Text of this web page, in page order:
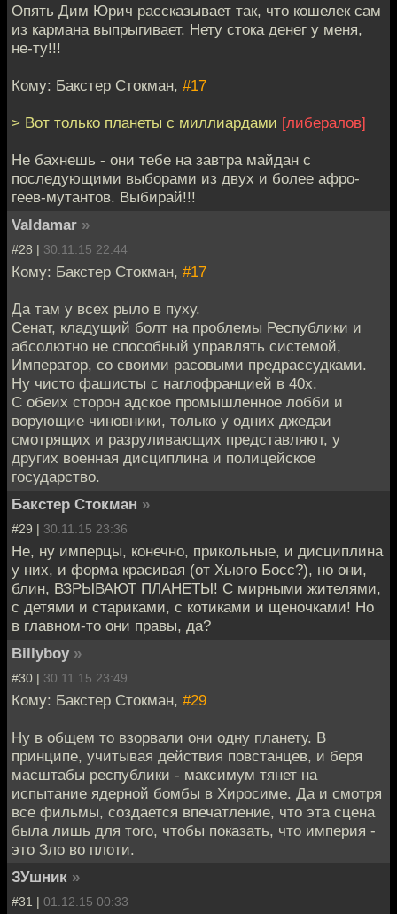
Опять Дим Юрич рассказывает так, что кошелек сам
из кармана выпрыгивает. Нету стока денег у меня,
не-ту!!!
Кому: Бакстер Стокман, #17
> Вот только планеты с миллиардами [либералов]
Не бахнешь - они тебе на завтра майдан с
последующими выборами из двух и более афро-
геев-мутантов. Выбирай!!!
Valdamar »
#28 | 30.11.15 22:44
Кому: Бакстер Стокман, #17
Да там у всех рыло в пуху.
Сенат, кладущий болт на проблемы Республики и
абсолютно не способный управлять системой,
Император, со своими расовыми предрассудками.
Ну чисто фашисты с наглофранцией в 40х.
С обеих сторон адское промышленное лобби и
ворующие чиновники, только у одних джедаи
смотрящих и разруливающих представляют, у
других военная дисциплина и полицейское
государство.
Бакстер Стокман »
#29 | 30.11.15 23:36
Не, ну имперцы, конечно, прикольные, и дисциплина
у них, и форма красивая (от Хьюго Босс?), но они,
блин, ВЗРЫВАЮТ ПЛАНЕТЫ! С мирными жителями,
с детями и стариками, с котиками и щеночками! Но
в главном-то они правы, да?
Billyboy »
#30 | 30.11.15 23:49
Кому: Бакстер Стокман, #29
Ну в общем то взорвали они одну планету. В
принципе, учитывая действия повстанцев, и беря
масштабы республики - максимум тянет на
испытание ядерной бомбы в Хиросиме. Да и смотря
все фильмы, создается впечатление, что эта сцена
была лишь для того, чтобы показать, что империя -
это Зло во плоти.
ЗУшник »
#31 | 01.12.15 00:33